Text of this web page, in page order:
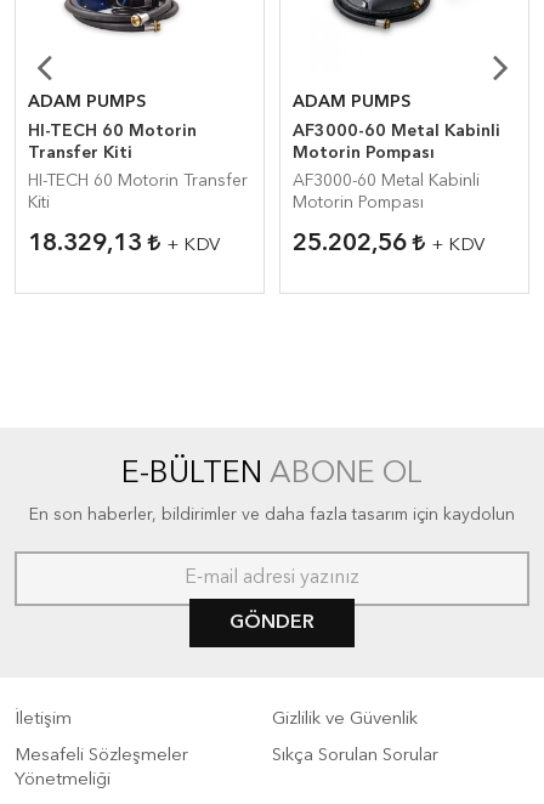
ADAM PUMPS
HI-TECH 60 Motorin
Transfer Kiti
HI-TECH 60 Motorin Transfer
Kiti
18.329,13 + KDV
ADAM PUMPS
AF3000-60 Metal Kabinli
Motorin Pompası
AF3000-60 Metal Kabinli
Motorin Pompası
25.202,56 + KDV
E-BÜLTEN ABONE OL
En son haberler, bildirimler ve daha fazla tasarım için kaydolun
GÖNDER
İletişim
Gizlilik ve Güvenlik
Mesafeli Sözleşmeler
Yönetmeliği
Sıkça Sorulan Sorular